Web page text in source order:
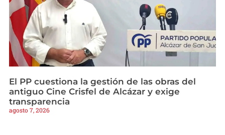
El PP cuestiona la gestión de las obras del
antiguo Cine Crisfel de Alcázar y exige
transparencia
agosto 7, 2026